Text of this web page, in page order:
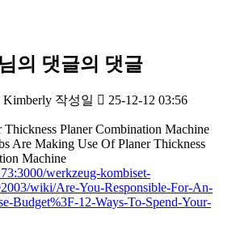
의 댓글의 댓글
Kimberly 작성일 25-12-12 03:56
Thickness Planer Combination Machine
Are Making Use Of Planer Thickness
Machine
werkzeug-kombiset-
wiki/Are-You-Responsible-For-An-
Budget%3F-12-Ways-To-Spend-Your-